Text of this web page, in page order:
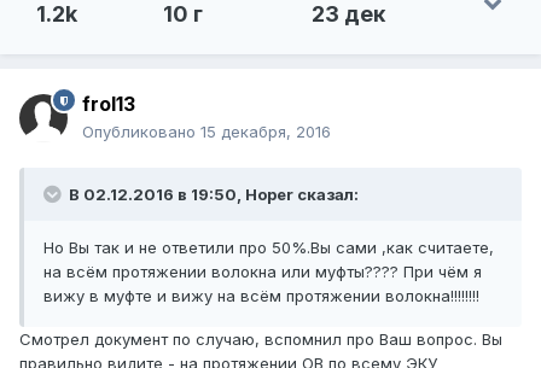
1.2k 10 г 23 дек
frol13
Опубликовано 15 декабря, 2016
В 02.12.2016 в 19:50, Hoper сказал:
Но Вы так и не ответили про 50%.Вы сами ,как считаете,
на всём протяжении волокна или муфты???? При чём я
вижу в муфте и вижу на всём протяжении волокна!!!!!!!!
Смотрел документ по случаю, вспомнил про Ваш вопрос. Вы
правильно видите - на протяжении ОВ по всему ЭКУ